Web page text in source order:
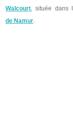
Walcourt, située dans
de Namur.